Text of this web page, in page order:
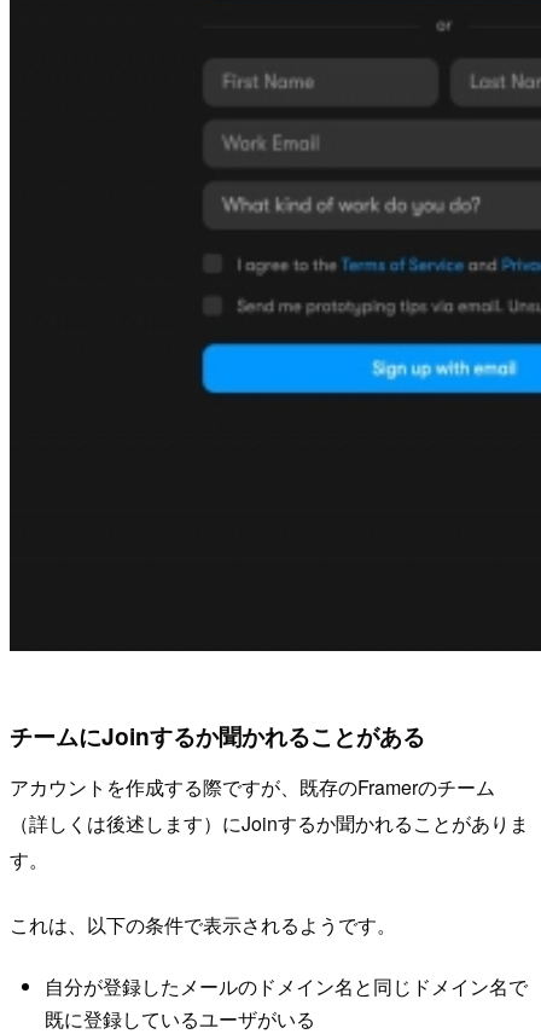
チームにJoinするか聞かれることがある
アカウントを作成する際ですが、既存のFramerのチーム
（詳しくは後述します）にJoinするか聞かれることがありま
す。
これは、以下の条件で表示されるようです。
自分が登録したメールのドメイン名と同じドメイン名で
既に登録しているユーザがいる